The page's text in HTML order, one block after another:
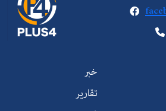
خبر
تقارير